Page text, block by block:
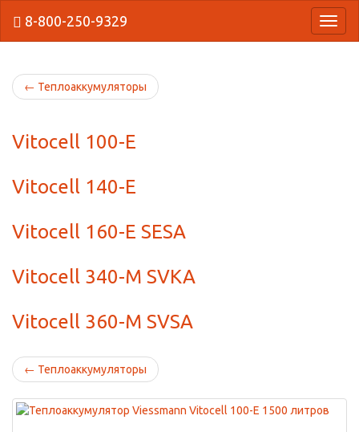
8-800-250-9329
← Теплоаккумуляторы
Vitocell 100-E
Vitocell 140-E
Vitocell 160-E SESA
Vitocell 340-M SVKA
Vitocell 360-M SVSA
← Теплоаккумуляторы